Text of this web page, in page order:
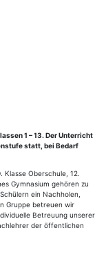
1 – 13. Der Unterricht
statt, bei Bedarf
Klasse Oberschule, 12.
Gymnasium gehören zu
ein Nachholen,
Gruppe betreuen wir
Betreuung unserer
der öffentlichen